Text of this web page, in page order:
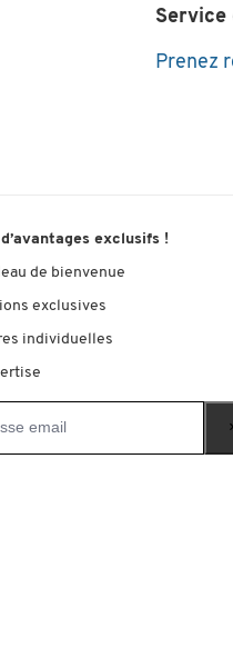
Service
Prenez
exclusifs !
de bienvenue
exclusives
individuelles